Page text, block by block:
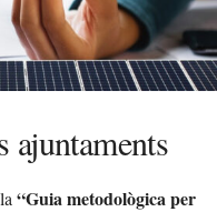
ajuntaments
“Guia metodològica per